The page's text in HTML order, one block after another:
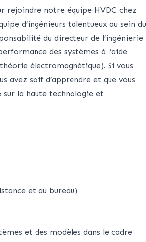
rejoindre notre équipe HVDC chez
d’ingénieurs talentueux au sein du
du directeur de l’ingénierie
des systèmes à l’aide
électromagnétique). Si vous
avez soif d’apprendre et que vous
sur la haute technologie et
et au bureau)
et des modèles dans le cadre